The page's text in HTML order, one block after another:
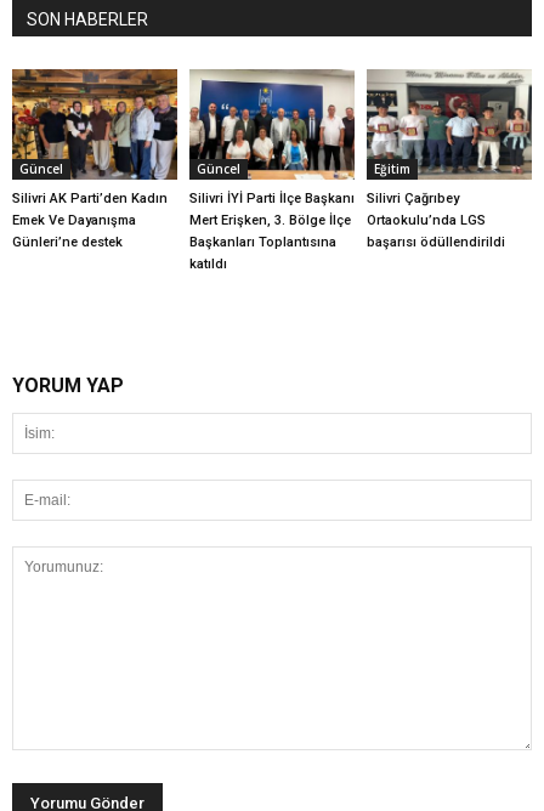
SON HABERLER
Güncel
Silivri AK Parti’den Kadın
Emek Ve Dayanışma
Günleri’ne destek
Güncel
Silivri İYİ Parti İlçe Başkanı
Mert Erişken, 3. Bölge İlçe
Başkanları Toplantısına
katıldı
Eğitim
Silivri Çağrıbey
Ortaokulu’nda LGS
başarısı ödüllendirildi
YORUM YAP